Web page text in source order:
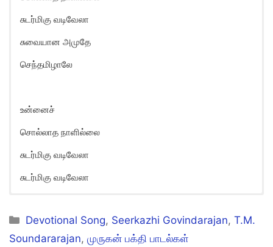
சுடர்மிகு வடிவேலா
சுவையான அமுதே
செந்தமிழாலே
உன்னைச்
சொல்லாத நாளில்லை
சுடர்மிகு வடிவேலா
சுடர்மிகு வடிவேலா
in English
Sollaadha Naalillai
Categories
Devotional Song, Seerkazhi Govindarajan,T.M.
Soundararajan, முருகன் பக்தி பாடல்கள்